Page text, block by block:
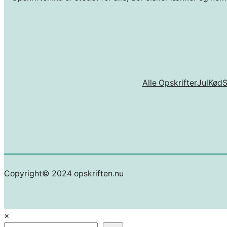
Alle OpskrifterJulKød
Copyright© 2024 opskriften.nu
×